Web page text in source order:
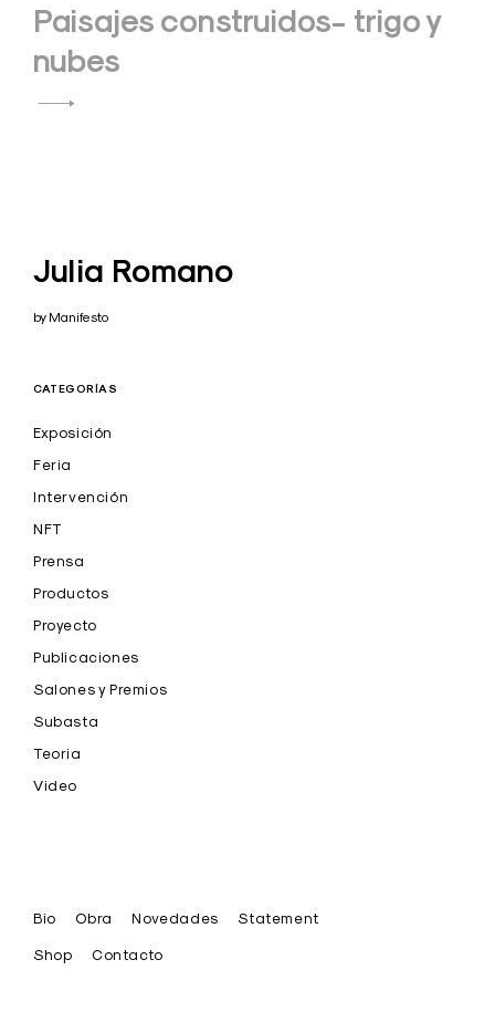
Paisajes construidos- trigo y
nubes
Julia Romano
by Manifesto
CATEGORÍAS
Exposición
Feria
Intervención
NFT
Prensa
Productos
Proyecto
Publicaciones
Salones y Premios
Subasta
Teoria
Video
Bio Obra Novedades Statement
Shop Contacto